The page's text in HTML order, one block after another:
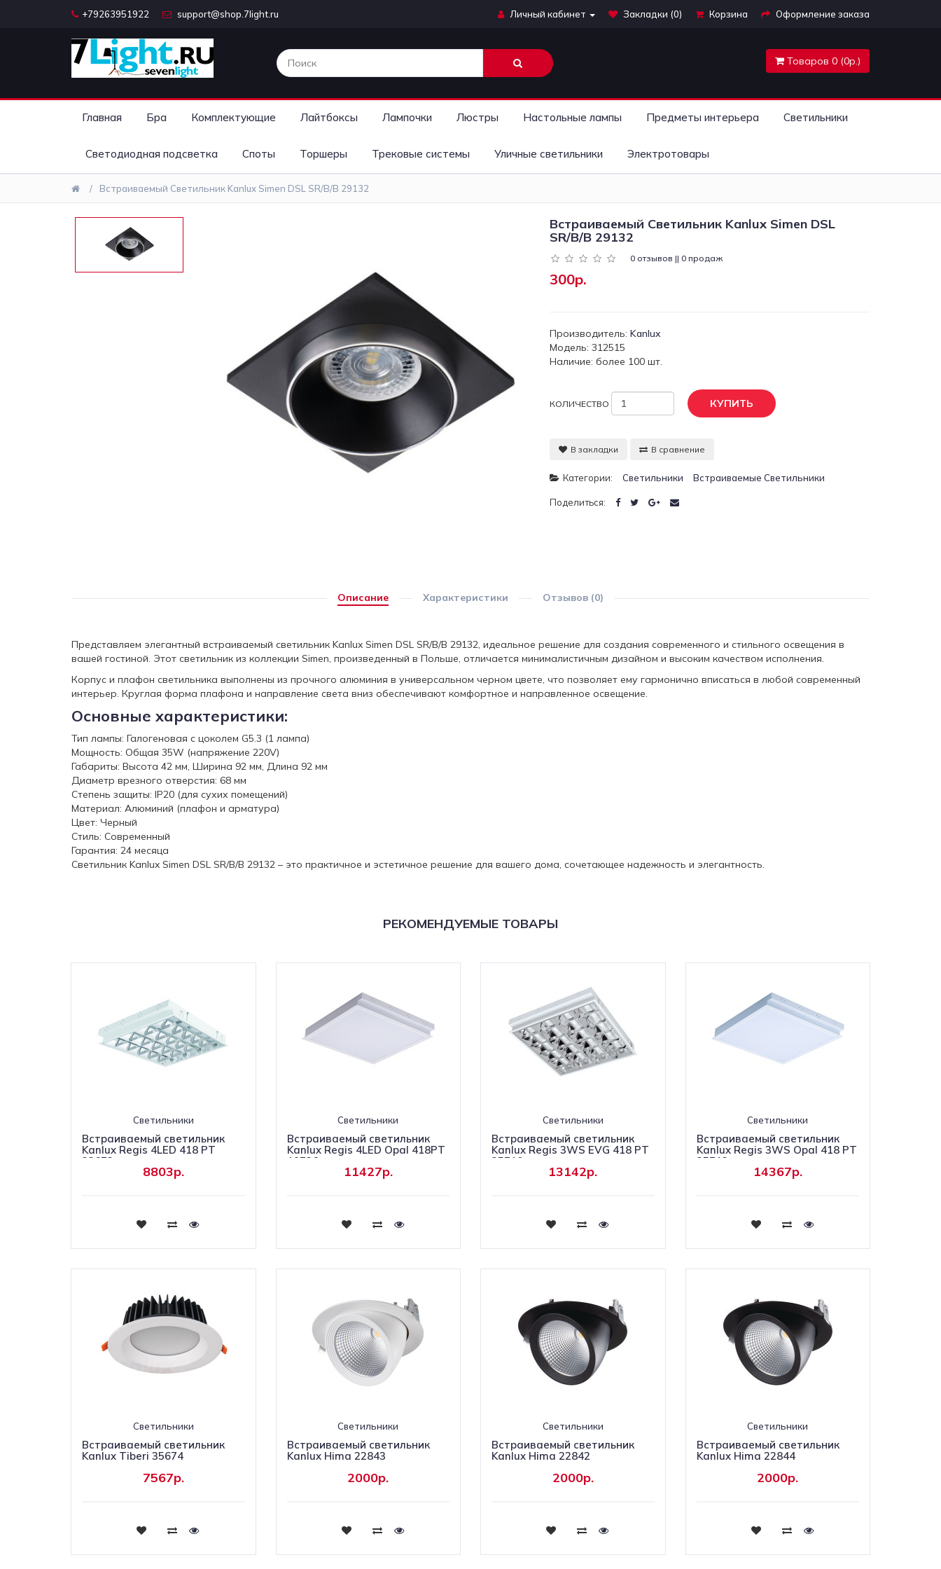
+79263951922 support@shop.7light.ru Личный кабинет Закладки (0) Корзина Оформление заказа
Товаров 0 (0р.)
Главная Бра Комплектующие Лайтбоксы Лампочки Люстры Настольные лампы Предметы интерьера Светильники
Светодиодная подсветка Споты Торшеры Трековые системы Уличные светильники Электротовары
Встраиваемый Светильник Kanlux Simen DSL SR/B/B 29132
Встраиваемый Светильник Kanlux Simen DSL
SR/B/B 29132
0 отзывов || 0 продаж
300р.
Производитель: Kanlux
Модель: 312515
Наличие: более 100 шт.
КОЛИЧЕСТВО КУПИТЬ
В закладки В сравнение
Категории: Светильники Встраиваемые Светильники
Поделиться:
Описание Характеристики Отзывов (0)
Представляем элегантный встраиваемый светильник Kanlux Simen DSL SR/B/B 29132, идеальное решение для создания современного и стильного освещения в
вашей гостиной. Этот светильник из коллекции Simen, произведенный в Польше, отличается минималистичным дизайном и высоким качеством исполнения.
Корпус и плафон светильника выполнены из прочного алюминия в универсальном черном цвете, что позволяет ему гармонично вписаться в любой современный
интерьер. Круглая форма плафона и направление света вниз обеспечивают комфортное и направленное освещение.
Основные характеристики:
Тип лампы: Галогеновая с цоколем G5.3 (1 лампа)
Мощность: Общая 35W (напряжение 220V)
Габариты: Высота 42 мм, Ширина 92 мм, Длина 92 мм
Диаметр врезного отверстия: 68 мм
Степень защиты: IP20 (для сухих помещений)
Материал: Алюминий (плафон и арматура)
Цвет: Черный
Стиль: Современный
Гарантия: 24 месяца
Светильник Kanlux Simen DSL SR/B/B 29132 – это практичное и эстетичное решение для вашего дома, сочетающее надежность и элегантность.
РЕКОМЕНДУЕМЫЕ ТОВАРЫ
Светильники
Встраиваемый светильник
Kanlux Regis 4LED 418 PT
22673
8803р.
Купить
Светильники
Встраиваемый светильник
Kanlux Regis 4LED Opal 418PT
19736
11427р.
Купить
Светильники
Встраиваемый светильник
Kanlux Regis 3WS EVG 418 PT
25710
13142р.
Купить
Светильники
Встраиваемый светильник
Kanlux Regis 3WS Opal 418 PT
25713
14367р.
Купить
Светильники
Встраиваемый светильник
Kanlux Tiberi 35674
7567р.
Купить
Светильники
Встраиваемый светильник
Kanlux Hima 22843
2000р.
Купить
Светильники
Встраиваемый светильник
Kanlux Hima 22842
2000р.
Купить
Светильники
Встраиваемый светильник
Kanlux Hima 22844
2000р.
Купить